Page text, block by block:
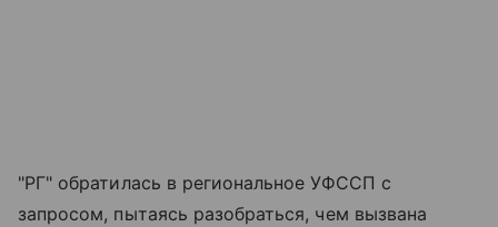
"РГ" обратилась в региональное УФССП с
запросом, пытаясь разобраться, чем вызвана